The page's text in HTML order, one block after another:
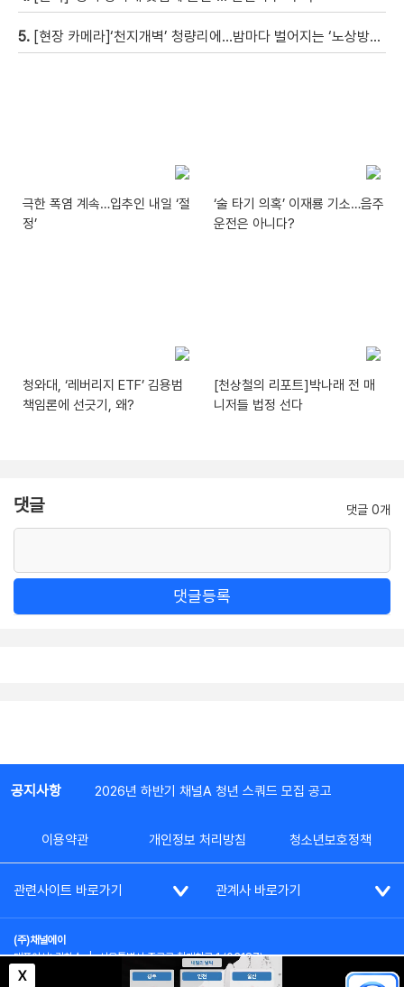
5. [현장 카메라]‘천지개벽’ 청량리에…밤마다 벌어지는 ‘노상방뇨 전쟁’
극한 폭염 계속…입추인 내일 ‘절
정’
‘술 타기 의혹’ 이재룡 기소…음주
운전은 아니다?
청와대, ‘레버리지 ETF’ 김용범
책임론에 선긋기, 왜?
[천상철의 리포트]박나래 전 매
니저들 법정 선다
댓글 댓글 0개
댓글등록
X
공지사항 2026년 하반기 채널A 청년 스쿼드 모집 공고
이용약관 개인정보 처리방침 청소년보호정책
관련사이트 바로가기 관계사 바로가기
(주)채널에이
대표이사: 김차수 | 서울특별시 종로구 청계천로 1 (03187)
부가통신사업신고: 022357호 | 사업자등록번호: 101-86-62787